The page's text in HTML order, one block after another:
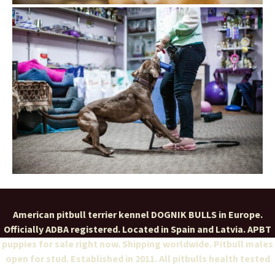
American pitbull terrier kennel DOGNIK BULLS in Europe.
Officially ADBA registered. Located in Spain and Latvia. APBT
puppies for sale right now. Shipping worldwide. Pitbull males
open for stud. Established in 2011. All pitbulls health tested